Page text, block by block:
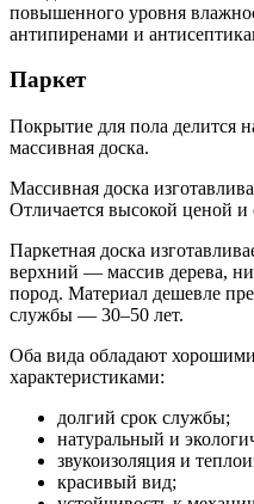
повышенного уровня
антипиренами и
Паркет
Покрытие для пола делится
массивная доска.
Массивная доска
Отличается высокой ценой
Паркетная доска
верхний — массив дерева,
пород. Материал дешевле
службы — 30–50 лет.
Оба вида обладают
характеристиками:
долгий срок службы;
натуральный и
звукоизоляция и
красивый вид;